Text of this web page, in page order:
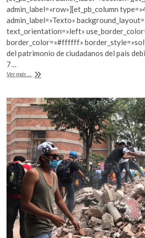
e
b
o
o
k
itt
er
at
s
A
p
admin_label=»row»][et_pb_column
admin_label=»Texto»
text_orientation=»left»
border_color=»#ffffff»
del patrimonio de ciudadanos del país
7…
Ver más ... Cómo
propiedad
de
un
inmueble
en
caso
de
desastre